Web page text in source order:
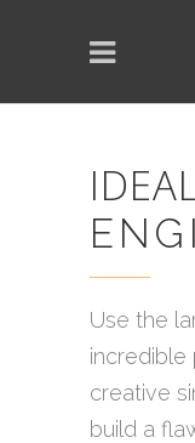
Use the
incredible
creative
build a